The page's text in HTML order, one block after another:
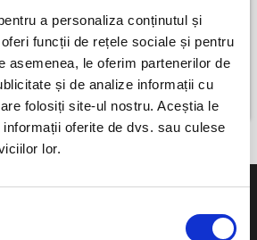
a personaliza conținutul și
funcții de rețele sociale și pentru
asemenea, le oferim partenerilor de
și de analize informații cu
folosiți site-ul nostru. Aceștia le
oferite de dvs. sau culese
lor.
FC Botosani - Corvinul
Hunedoara
Botosani
10 august